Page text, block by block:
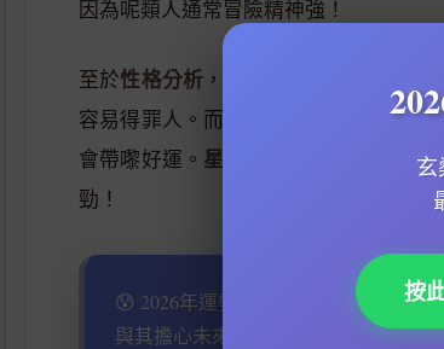
因為呢類人通常冒險精神強！
至於性格分析 ，2026年強調「五官協
容易得罪人。而眉毛同眼睛嘅距離（田
會帶嚟好運。 星座運勢
亦開始融入面
勁！
😰 2026年運勢會更好還是更差？
與其擔心未來，不如提前知道：
玄
按